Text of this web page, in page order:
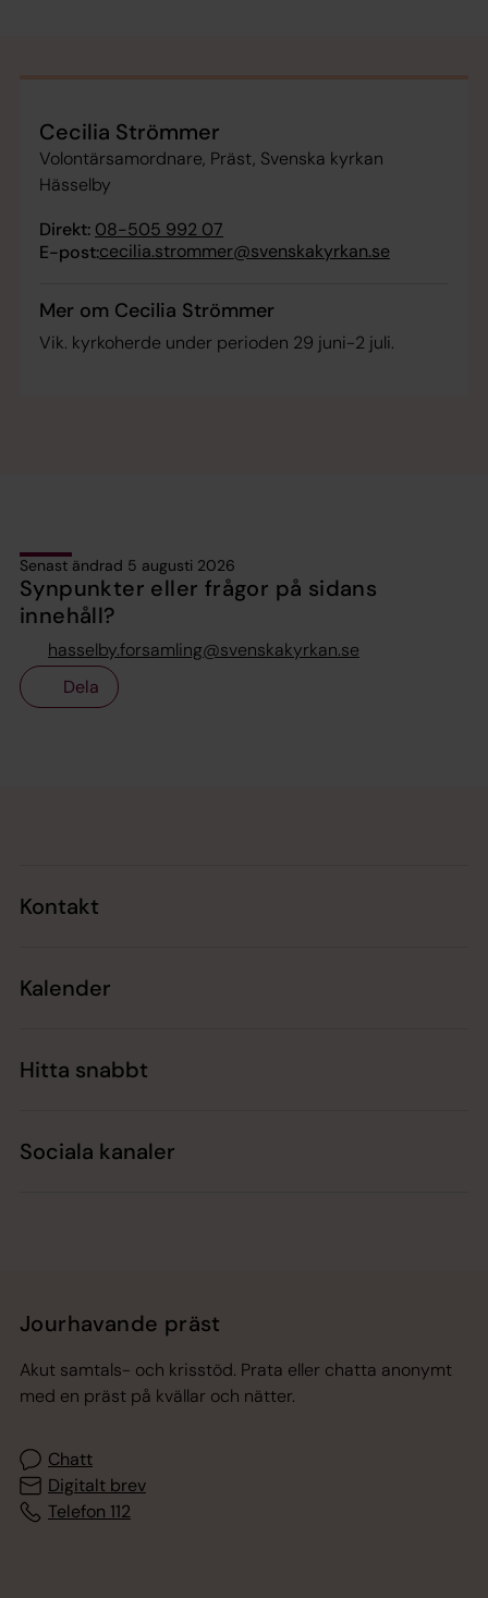
Cecilia Strömmer
Volontärsamordnare, Präst, Svenska kyrkan
Hässelby
Direkt: 08-505 992 07
E-post:cecilia.strommer@svenskakyrkan.se
Mer om Cecilia Strömmer
Vik. kyrkoherde under perioden 29 juni-2 juli.
Senast ändrad 5 augusti 2026
Synpunkter eller frågor på sidans
innehåll?
hasselby.forsamling@svenskakyrkan.se
Dela
Kontakt
Kalender
Hitta snabbt
Sociala kanaler
Jourhavande präst
Akut samtals- och krisstöd. Prata eller chatta anonymt
med en präst på kvällar och nätter.
Chatt
Digitalt brev
Telefon 112